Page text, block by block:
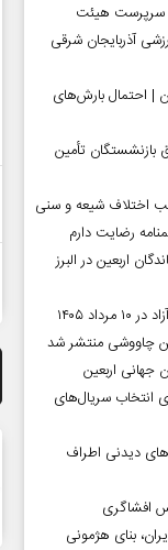
سرپرست هیئت
آذربایجان شرقی
| احتمال بارش‌های
بازنشستگان تأمین
اختلاف شیعه و سنی
رضایت دارم
اربعین در البرز
۱۴۰۵
چاووشی منتشر شد
جهانی اربعین
انتخاب سریال‌های
دیدنی اطراف
افشاگری
بنای هژمونی